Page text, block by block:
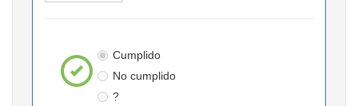
Cumplido
No cumplido
?